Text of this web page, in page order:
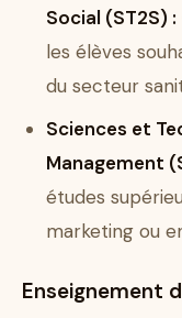
Social (ST2S) :
les élèves
du secteur
Sciences et
Management
études
marketing ou
Enseignement